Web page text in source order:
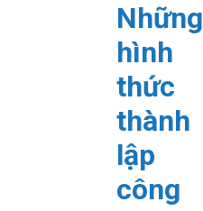
Những
hình
thức
thành
lập
công